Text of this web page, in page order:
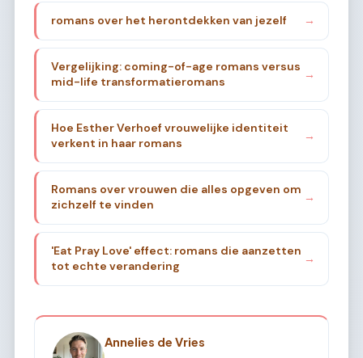
romans over het herontdekken van jezelf →
Vergelijking: coming-of-age romans versus
mid-life transformatieromans
→
Hoe Esther Verhoef vrouwelijke identiteit
verkent in haar romans
→
Romans over vrouwen die alles opgeven om
zichzelf te vinden
→
'Eat Pray Love' effect: romans die aanzetten
tot echte verandering
→
Annelies de Vries